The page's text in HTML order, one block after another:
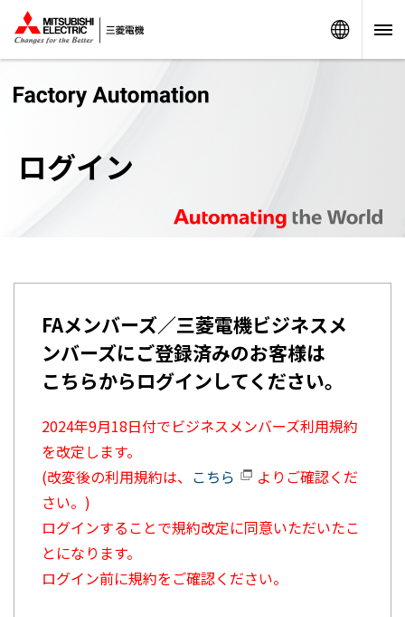
ログイン
FAメンバーズ／三菱電機ビジネスメ
ンバーズにご登録済みのお客様は
こちらからログインしてください。
2024年9月18日付でビジネスメンバーズ利用規約
を改定します。
(改変後の利用規約は、 こちら
よりご確認くだ
さい。)
ログインすることで規約改定に同意いただいたこ
とになります。
ログイン前に規約をご確認ください。